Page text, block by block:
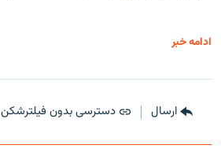
ادامه خبر
ارسال دسترسی بدون فیلترشکن